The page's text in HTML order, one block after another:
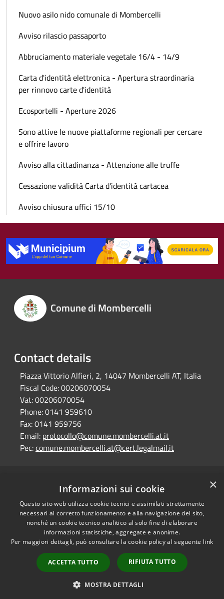
Nuovo asilo nido comunale di Mombercelli
Avviso rilascio passaporto
Abbruciamento materiale vegetale 16/4 - 14/9
Carta d'identità elettronica - Apertura straordinaria
per rinnovo carte d'identità
Ecosportelli - Aperture 2026
Sono attive le nuove piattaforme regionali per cercare
e offrire lavoro
Avviso alla cittadinanza - Attenzione alle truffe
Cessazione validità Carta d'identità cartacea
Avviso chiusura uffici 15/10
Comune di Mombercelli
Contact details
Piazza Vittorio Alfieri, 2, 14047 Mombercelli AT, Italia
Fiscal Code:00206070054
Vat:00206070054
Phone:0141 959610
Fax:0141 959756
Email: protocollo@comune.mombercelli.at.it
Pec:comune.mombercelli.at@cert.legalmail.it
Privacy
Cookie
Dati fiscali e codici
fatturazione
Dichiarazione di
Comune convenzionato
Astigov
Progetto|Convenzione
Adesioni
•Accesso redazione
×
Informazioni sui cookie
Questo sito web utilizza cookie tecnici e assimilati strettamente
necessari al corretto funzionamento e alla navigazione del sito,
nonché un cookie tecnico analitico al solo fine di elaborare
informazioni statistiche, aggregate e anonime.
Per maggiori dettagli, può consultare la cookie policy al seguente link
ACCETTA TUTTO RIFIUTA TUTTO
MOSTRA DETTAGLI